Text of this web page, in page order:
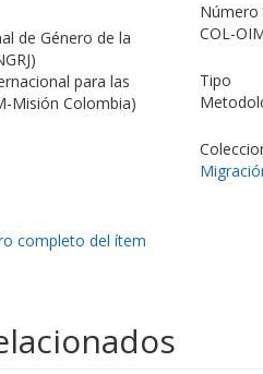
de Género de la
para las
Misión Colombia)
completo del ítem
COL-
Tipo